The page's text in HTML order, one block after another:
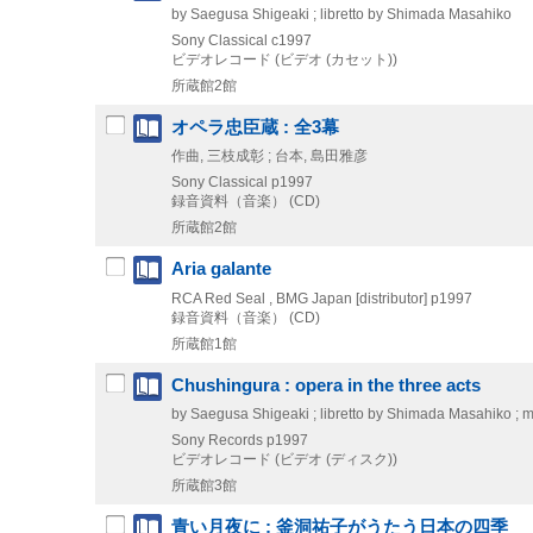
by Saegusa Shigeaki ; libretto by Shimada Masahiko
Sony Classical c1997
ビデオレコード (ビデオ (カセット))
所蔵館2館
オペラ忠臣蔵 : 全3幕
作曲, 三枝成彰 ; 台本, 島田雅彦
Sony Classical p1997
録音資料（音楽） (CD)
所蔵館2館
Aria galante
RCA Red Seal , BMG Japan [distributor] p1997
録音資料（音楽） (CD)
所蔵館1館
Chushingura : opera in the three acts
by Saegusa Shigeaki ; libretto by Shimada Masahiko ;
Sony Records p1997
ビデオレコード (ビデオ (ディスク))
所蔵館3館
青い月夜に : 釜洞祐子がうたう日本の四季